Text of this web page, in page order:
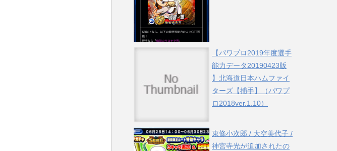
【パワプロ2019年度選手
能力データ20190423版
】北海道日本ハムファイ
ターズ【捕手】（パワプ
ロ2018ver.1.10）
東條小次郎 / 大空美代子 /
神宮寺光が追加されたの